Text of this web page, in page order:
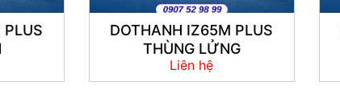
DOTHANH IZ65M PLUS
THÙNG LỬNG
Liên hệ